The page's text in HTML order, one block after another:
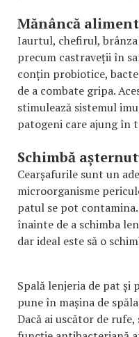
Mănâncă
Iaurtul, chefirul,
precum castraveții în
conțin probiotice,
de a combate gripa.
stimulează sistemul
patogeni care ajung în
Schimbă
Cearșafurile sunt un
microorganisme
patul se pot
înainte de a schimba
dar ideal este să o
Spală lenjeria de pat și
pune în mașina de
Dacă ai uscător de